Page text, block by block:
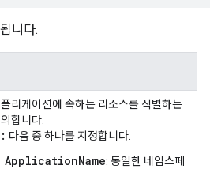
니다.
리케이션에 속하는 리소스를 식별하는
합니다:
다음 중 하나를 지정합니다.
ApplicationName: 동일한 네임스페